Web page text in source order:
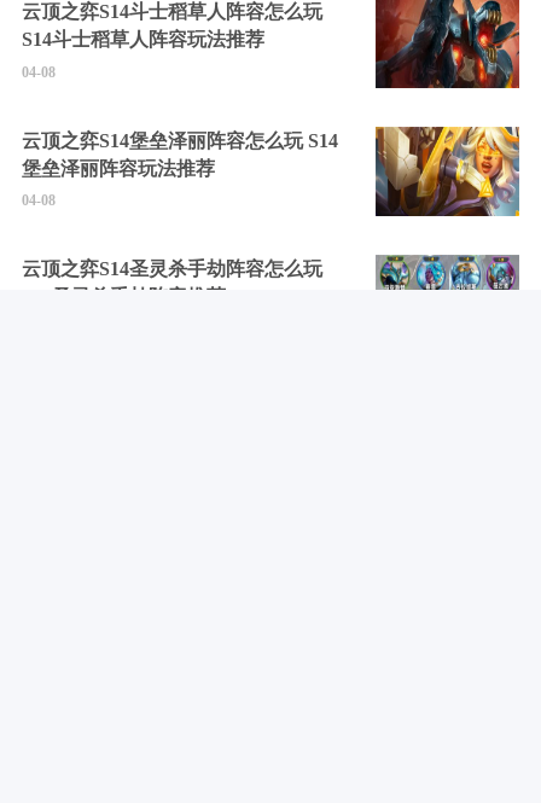
云顶之弈S14斗士稻草人阵容怎么玩
S14斗士稻草人阵容玩法推荐
04-08
云顶之弈S14堡垒泽丽阵容怎么玩 S14
堡垒泽丽阵容玩法推荐
04-08
云顶之弈S14圣灵杀手劫阵容怎么玩
S14圣灵杀手劫阵容推荐